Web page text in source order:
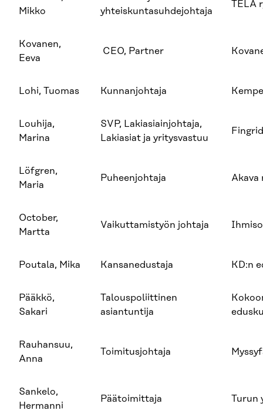
Mikko
yhteiskuntasuhdejohtaja
TELA
Kovanen,
Eeva
CEO, Partner
Lohi, Tuomas Kunnanjohtaja
Louhija,
Marina
SVP, Lakiasiainjohtaja,
Lakiasiat ja yritysvastuu
Löfgren,
Maria
Puheenjohtaja Akava
October,
Martta
Vaikuttamistyön johtaja
Poutala, Mika Kansanedustaja KD:n
Pääkkö,
Sakari
Talouspoliittinen
asiantuntija
Rauhansuu,
Anna
Toimitusjohtaja
Sankelo,
Hermanni
Päätoimittaja Turun